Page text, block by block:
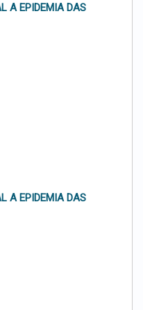
A EPIDEMIA DAS
A EPIDEMIA DAS